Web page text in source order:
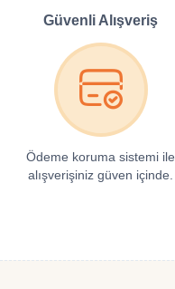
Güvenli Alışveriş
Ödeme koruma sistemi ile
alışverişiniz güven içinde.